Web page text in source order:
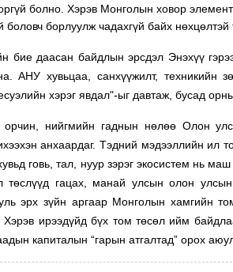
болно. Хэрэв Монголын ховор
боловч борлуулж чадахгүй байх нөхцөлтэй
бие даасан байдлын эрсдэл Энэхүү
АНУ хувьцаа, санхүүжилт, техникийн
хэрэг явдал"-ыг давтаж, бусад
нийгмийн гаднын нөлөө Олон
анхаардаг. Тэдний мэдээллийн ил
говь, тал, нуур зэрэг экосистем нь
төслүүд гацах, манай улсын олон
эрх зүйн аргаар Монголын хамгийн
Хэрэв ирээдүйд бүх том төсөл ийм
капиталын “гарын атгалтад” орох